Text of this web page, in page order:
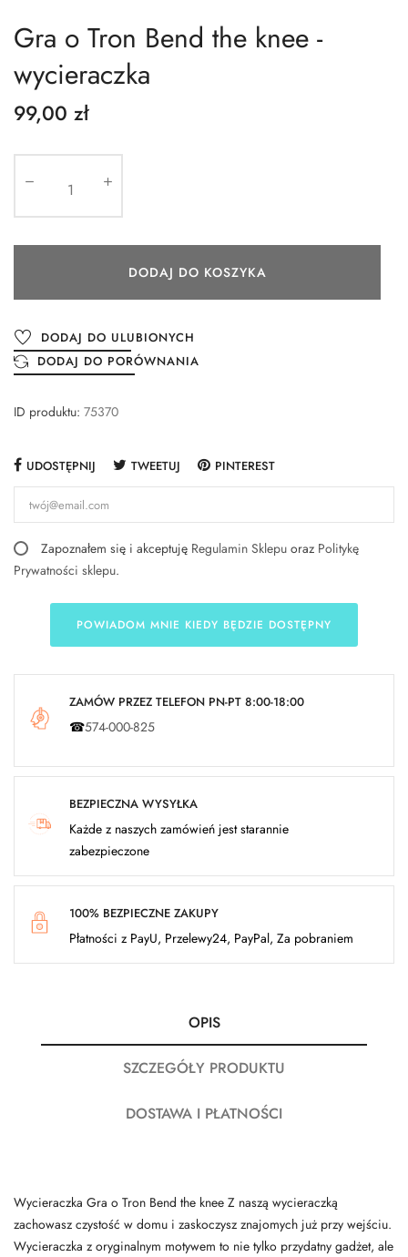
Gra o Tron Bend the knee -
wycieraczka
99,00 zł
DODAJ DO KOSZYKA
DODAJ DO ULUBIONYCH
DODAJ DO PORÓWNANIA
ID produktu: 75370
UDOSTĘPNIJ TWEETUJ PINTEREST
Zapoznałem się i akceptuję Regulamin Sklepu oraz Politykę
Prywatności sklepu.
POWIADOM MNIE KIEDY BĘDZIE DOSTĘPNY
ZAMÓW PRZEZ TELEFON PN-PT 8:00-18:00
☎574-000-825
BEZPIECZNA WYSYŁKA
Każde z naszych zamówień jest starannie
zabezpieczone
100% BEZPIECZNE ZAKUPY
Płatności z PayU, Przelewy24, PayPal, Za pobraniem
OPIS
SZCZEGÓŁY PRODUKTU
DOSTAWA I PŁATNOŚCI
Wycieraczka Gra o Tron Bend the knee Z naszą wycieraczką
zachowasz czystość w domu i zaskoczysz znajomych już przy wejściu.
Wycieraczka z oryginalnym motywem to nie tylko przydatny gadżet, ale